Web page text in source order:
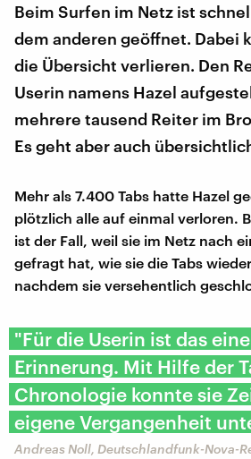
Beim Surfen im Netz ist
dem anderen geöffnet. Dabei
die Übersicht verlieren. Den
Userin namens Hazel
mehrere tausend Reiter im
Es geht aber auch
Mehr als 7.400 Tabs hatte Hazel
plötzlich alle auf einmal verloren.
ist der Fall, weil sie im Netz nach
gefragt hat, wie sie die Tabs
nachdem sie versehentlich
"Für die Userin ist das
Erinnerung. Mit Hilfe der
Chronologie konnte sie
eigene Vergangenheit
Andreas Noll, Deutschlandfunk-Nova-